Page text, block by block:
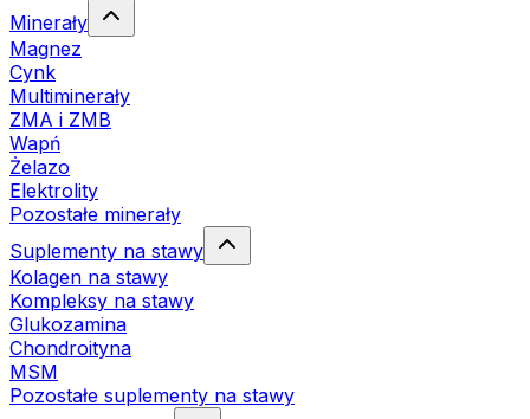
Minerały
Magnez
Cynk
Multiminerały
ZMA i ZMB
Wapń
Żelazo
Elektrolity
Pozostałe minerały
Suplementy na stawy
Kolagen na stawy
Kompleksy na stawy
Glukozamina
Chondroityna
MSM
Pozostałe suplementy na stawy